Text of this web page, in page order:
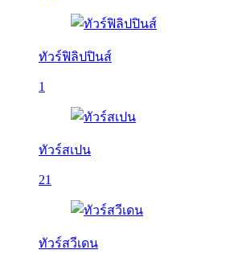
ทัวร์ฟิลิปปินส์
1
ทัวร์สเปน
21
ทัวร์สวีเดน